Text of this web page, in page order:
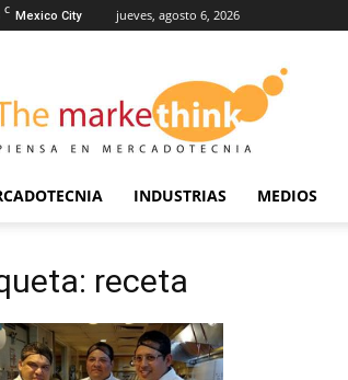
C Mexico City jueves, agosto 6, 2026
Markethink
INDUSTRIAS MEDIOS
receta